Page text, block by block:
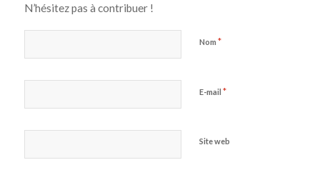
N’hésitez pas à contribuer !
Nom *
E-mail *
Site web